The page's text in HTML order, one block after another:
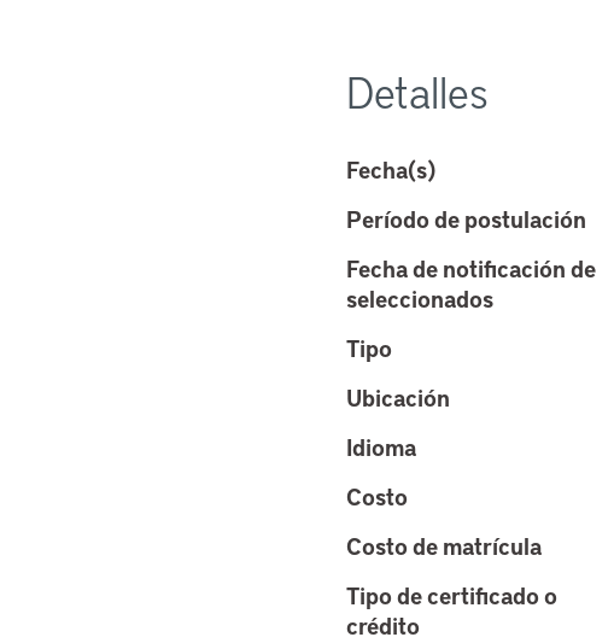
Detalles
Fecha(s)
Período de postulación
Fecha de notificación de
seleccionados
Tipo
Ubicación
Idioma
Costo
Costo de matrícula
Tipo de certificado o
crédito